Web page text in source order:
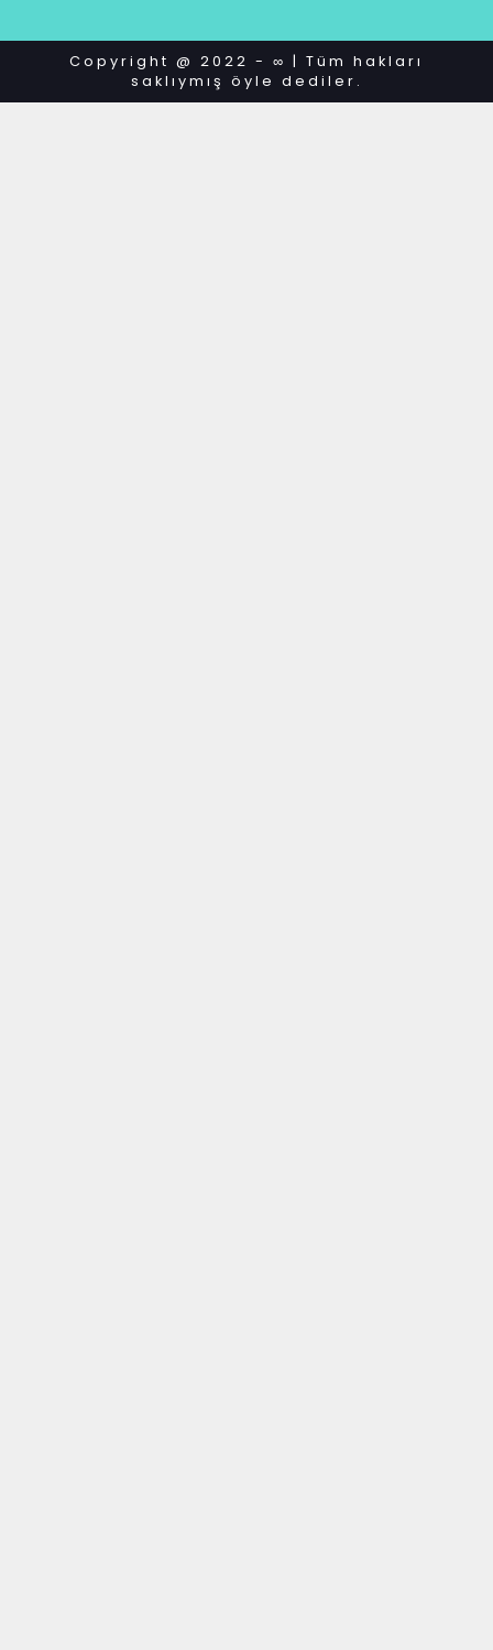
Copyright @ 2022 - ∞ | Tüm hakları
saklıymış öyle dediler.